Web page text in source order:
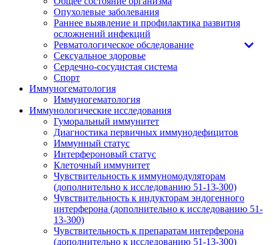
Опухолевые заболевания
Раннее выявление и профилактика развития
осложнений инфекций
Ревматологическое обследование
Сексуальное здоровье
Сердечно-сосудистая система
Спорт
Иммуногематология
Иммуногематология
Иммунологические исследования
Гуморальный иммунитет
Диагностика первичных иммунодефицитов
Иммунный статус
Интерфероновый статус
Клеточный иммунитет
Чувствительность к иммуномодуляторам
(дополнительно к исследованию 51-13-300)
Чувствительность к индукторам эндогенного
интерферона (дополнительно к исследованию 51-
13-300)
Чувствительность к препаратам интерферона
(дополнительно к исследованию 51-13-300)